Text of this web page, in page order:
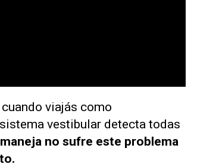
viajás como
vestibular detecta todas
no sufre este problema